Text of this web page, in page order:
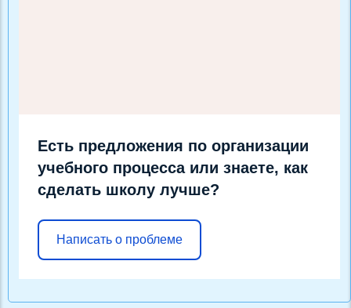
Есть предложения по организации
учебного процесса или знаете, как
сделать школу лучше?
Написать о проблеме